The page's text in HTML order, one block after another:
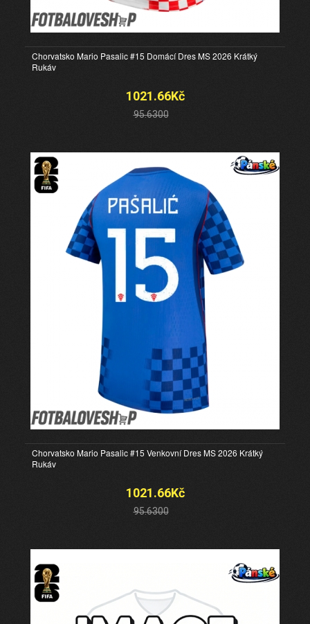
Chorvatsko Mario Pasalic #15 Domácí Dres MS 2026 Krátký
Rukáv
1021.66Kč
95.6300
Chorvatsko Mario Pasalic #15 Venkovní Dres MS 2026 Krátký
Rukáv
1021.66Kč
95.6300